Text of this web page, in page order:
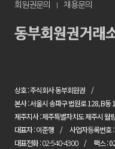
회원권문의
채용문의
상호 : 주식회사 동부회원권
본사 : 서울시 송파구 법원로 128, B동
제주지사 : 제주특별자치도 제주시 월
대표자 : 이준행
사업자등록번호
대표전화 :02-540-4300 팩스 :